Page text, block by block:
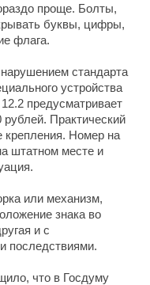
проще. Болты,
буквы, цифры,
флага.
стандарта
устройства
предусматривает
Практический
крепления. Номер на
штатном месте и
или механизм,
знака во
и с
последствиями.
что в Госдуму